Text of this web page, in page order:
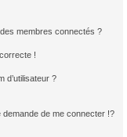
membres connectés ?
!
d’utilisateur ?
demande de me connecter !?